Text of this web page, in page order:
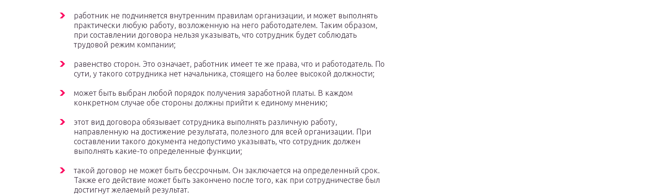
работник не подчиняется внутренним правилам организации, и может выполнять
практически любую работу, возложенную на него работодателем. Таким образом,
при составлении договора нельзя указывать, что сотрудник будет соблюдать
трудовой режим компании;
равенство сторон. Это означает, работник имеет те же права, что и работодатель. По
сути, у такого сотрудника нет начальника, стоящего на более высокой должности;
может быть выбран любой порядок получения заработной платы. В каждом
конкретном случае обе стороны должны прийти к единому мнению;
этот вид договора обязывает сотрудника выполнять различную работу,
направленную на достижение результата, полезного для всей организации. При
составлении такого документа недопустимо указывать, что сотрудник должен
выполнять какие-то определенные функции;
такой договор не может быть бессрочным. Он заключается на определенный срок.
Также его действие может быть закончено после того, как при сотрудничестве был
достигнут желаемый результат.